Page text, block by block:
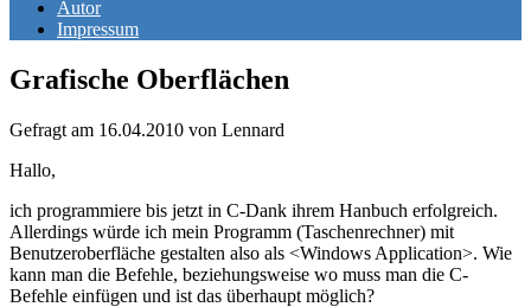
Autor
Impressum
Grafische Oberflächen
Gefragt am 16.04.2010 von Lennard
Hallo,
ich programmiere bis jetzt in C-Dank ihrem Hanbuch erfolgreich.
Allerdings würde ich mein Programm (Taschenrechner) mit
Benutzeroberfläche gestalten also als <Windows Application>. Wie
kann man die Befehle, beziehungsweise wo muss man die C-
Befehle einfügen und ist das überhaupt möglich?